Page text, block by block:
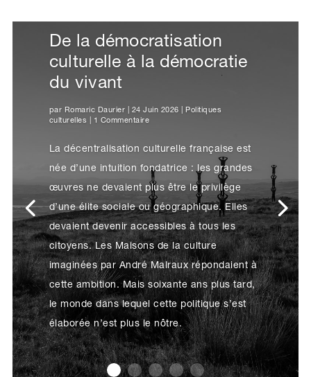
René Solis 03 Juin 2026 Arts plastiques Guide